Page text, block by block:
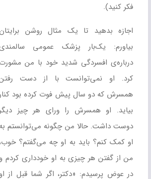
فکر کنید).
اجازه بدهید تا یک مثال روشن برایتان
بیاورم: یک‌بار پزشک عمومی سالمندی
درباره‌ی افسردگی شدید خود با من مشورت
کرد. او نمی‌توانست با از دست رفتن
همسرش که دو سال پیش فوت کرده بود کنار
بیاید. او همسرش را ورای هر چیز دیگر
دوست داشت. حالا من چگونه می‌توانستم به
او کمک کنم؟ باید به او چه می‌گفتم؟ خوب،
من از گفتن هر چیزی به او خودداری کردم و
در عوض پرسیدم: «دکتر، اگر شما قبل از او